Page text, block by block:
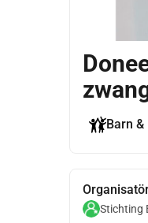
Barn
Stichting